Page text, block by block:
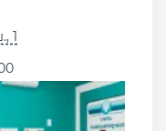
1